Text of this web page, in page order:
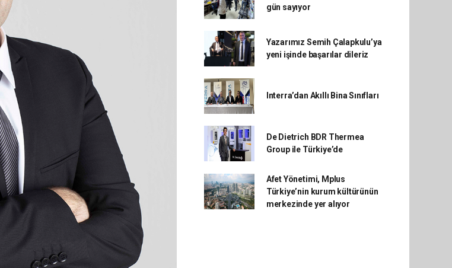
gün sayıyor
Yazarımız Semih Çalapkulu’ya
yeni işinde başarılar dileriz
Interra’dan Akıllı Bina Sınıfları
De Dietrich BDR Thermea
Group ile Türkiye’de
Afet Yönetimi, Mplus
Türkiye’nin kurum kültürünün
merkezinde yer alıyor